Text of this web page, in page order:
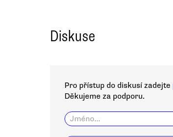
Diskuse
Pro přístup do diskusí zadejte
Děkujeme za podporu.